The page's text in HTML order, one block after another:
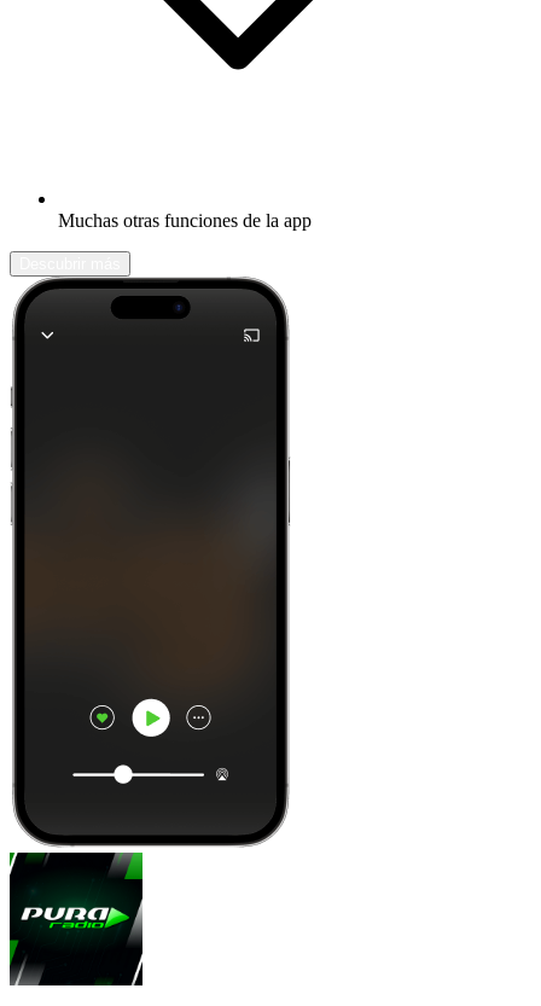
Muchas otras funciones de la app